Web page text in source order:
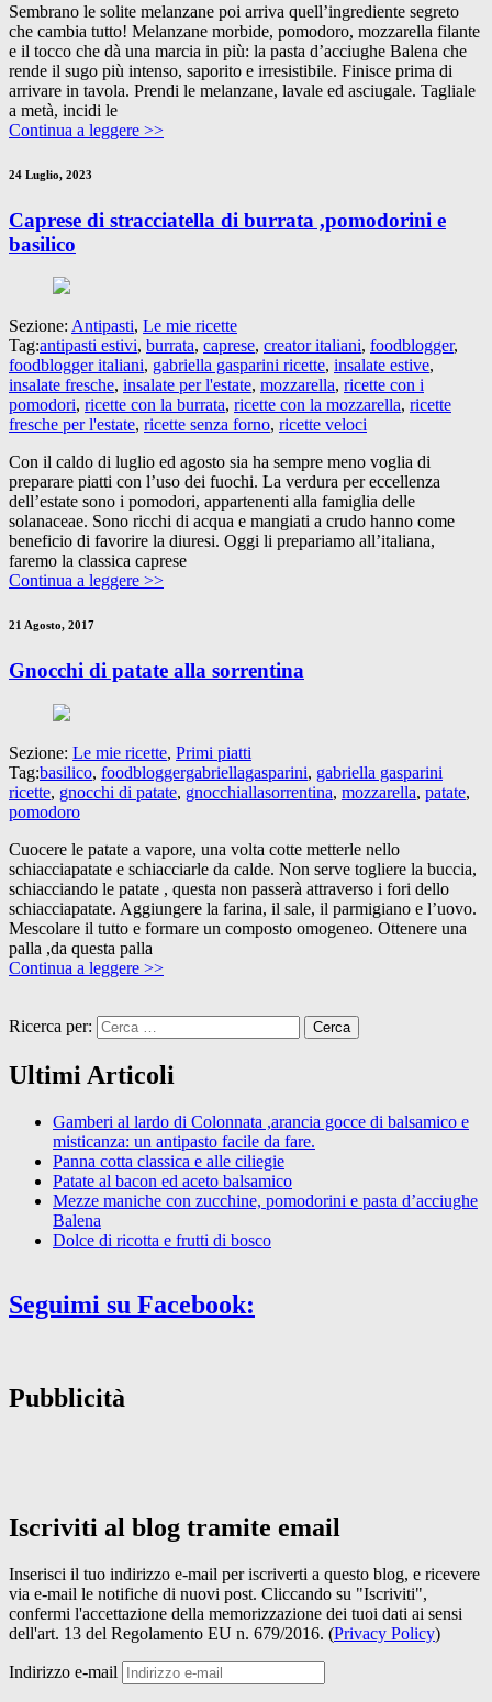
Sembrano le solite melanzane poi arriva quell’ingrediente segreto
che cambia tutto! Melanzane morbide, pomodoro, mozzarella filante
e il tocco che dà una marcia in più: la pasta d’acciughe Balena che
rende il sugo più intenso, saporito e irresistibile. Finisce prima di
arrivare in tavola. Prendi le melanzane, lavale ed asciugale. Tagliale
a metà, incidi le
Continua a leggere >>
24 Luglio, 2023
Caprese di stracciatella di burrata ,pomodorini e
basilico
Sezione: Antipasti, Le mie ricette
Tag:antipasti estivi, burrata, caprese, creator italiani, foodblogger,
foodblogger italiani, gabriella gasparini ricette, insalate estive,
insalate fresche, insalate per l'estate, mozzarella, ricette con i
pomodori, ricette con la burrata, ricette con la mozzarella, ricette
fresche per l'estate, ricette senza forno, ricette veloci
Con il caldo di luglio ed agosto sia ha sempre meno voglia di
preparare piatti con l’uso dei fuochi. La verdura per eccellenza
dell’estate sono i pomodori, appartenenti alla famiglia delle
solanaceae. Sono ricchi di acqua e mangiati a crudo hanno come
beneficio di favorire la diuresi. Oggi li prepariamo all’italiana,
faremo la classica caprese
Continua a leggere >>
21 Agosto, 2017
Gnocchi di patate alla sorrentina
Sezione: Le mie ricette, Primi piatti
Tag:basilico, foodbloggergabriellagasparini, gabriella gasparini
ricette, gnocchi di patate, gnocchiallasorrentina, mozzarella, patate,
pomodoro
Cuocere le patate a vapore, una volta cotte metterle nello
schiacciapatate e schiacciarle da calde. Non serve togliere la buccia,
schiacciando le patate , questa non passerà attraverso i fori dello
schiacciapatate. Aggiungere la farina, il sale, il parmigiano e l’uovo.
Mescolare il tutto e formare un composto omogeneo. Ottenere una
palla ,da questa palla
Continua a leggere >>
Ricerca per:
Ultimi Articoli
Gamberi al lardo di Colonnata ,arancia gocce di balsamico e
misticanza: un antipasto facile da fare.
Panna cotta classica e alle ciliegie
Patate al bacon ed aceto balsamico
Mezze maniche con zucchine, pomodorini e pasta d’acciughe
Balena
Dolce di ricotta e frutti di bosco
Seguimi su Facebook:
Pubblicità
Iscriviti al blog tramite email
Inserisci il tuo indirizzo e-mail per iscriverti a questo blog, e ricevere
via e-mail le notifiche di nuovi post. Cliccando su "Iscriviti",
confermi l'accettazione della memorizzazione dei tuoi dati ai sensi
dell'art. 13 del Regolamento EU n. 679/2016. (Privacy Policy)
Indirizzo e-mail